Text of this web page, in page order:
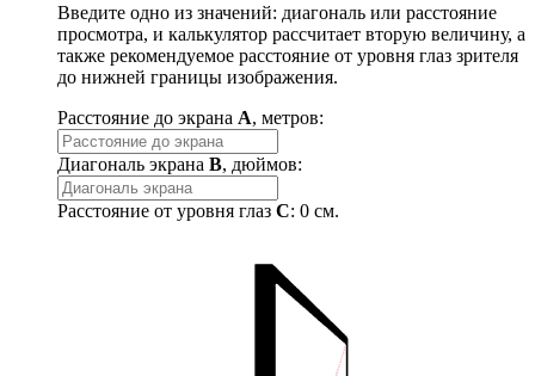
Введите одно из значений: диагональ или расстояние
просмотра, и калькулятор рассчитает вторую величину, а
также рекомендуемое расстояние от уровня глаз зрителя
до нижней границы изображения.
Расстояние до экрана A, метров:
Диагональ экрана B, дюймов:
Расстояние от уровня глаз C: 0 см.